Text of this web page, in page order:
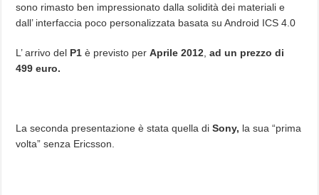
sono rimasto ben impressionato dalla solidità dei materiali e
dall’ interfaccia poco personalizzata basata su Android ICS 4.0
L’ arrivo del P1 è previsto perAprile 2012 ,ad un prezzo di
499 euro.
La seconda presentazione è stata quella diSony, la sua “prima
volta” senza Ericsson.